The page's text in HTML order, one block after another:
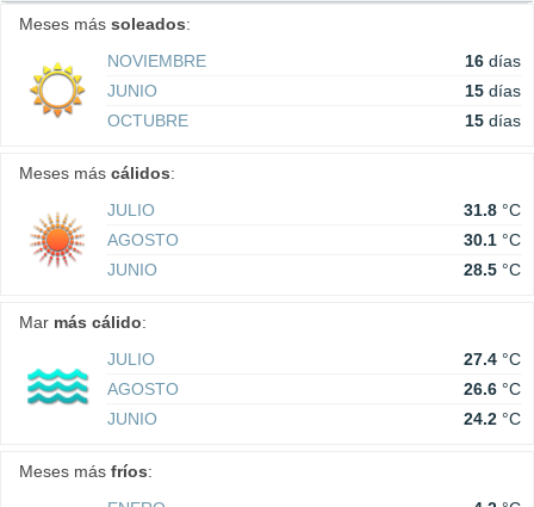
Meses más soleados:
NOVIEMBRE
16 días
JUNIO
15 días
OCTUBRE
15 días
Meses más cálidos:
JULIO
31.8 °C
AGOSTO
30.1 °C
JUNIO
28.5 °C
Mar más cálido:
JULIO
27.4 °C
AGOSTO
26.6 °C
JUNIO
24.2 °C
Meses más fríos: